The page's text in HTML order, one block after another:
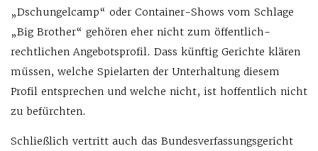
„Dschungelcamp“ oder Container-Shows vom Schlage
„Big Brother“ gehören eher nicht zum öffentlich-
rechtlichen Angebotsprofil. Dass künftig Gerichte klären
müssen, welche Spielarten der Unterhaltung diesem
Profil entsprechen und welche nicht, ist hoffentlich nicht
zu befürchten.
Schließlich vertritt auch das Bundesverfassungsgericht